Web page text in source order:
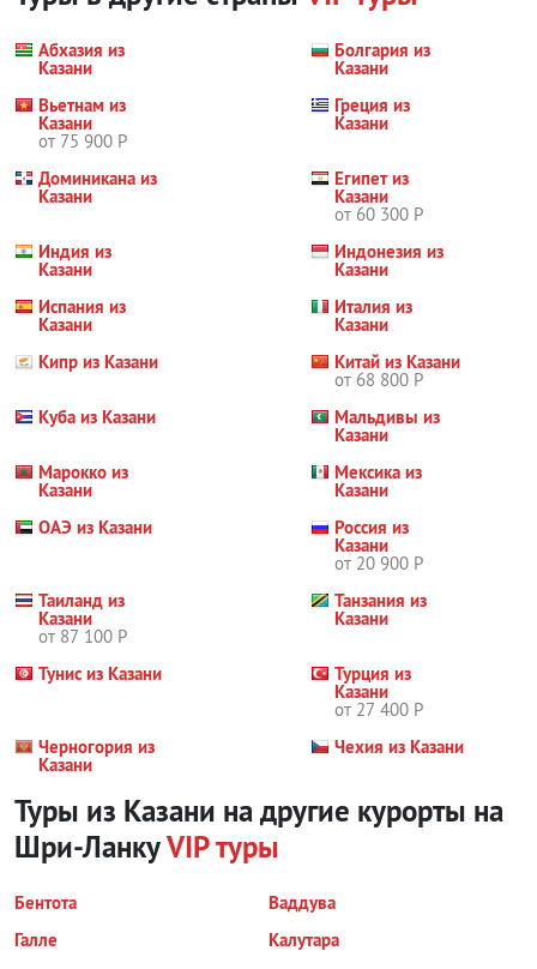
Абхазия из
Казани
Болгария из
Казани
Вьетнам из
Казани
от 75 900 Р
Греция из
Казани
Доминикана из
Казани
Египет из
Казани
от 60 300 Р
Индия из
Казани
Индонезия из
Казани
Испания из
Казани
Италия из
Казани
Кипр из Казани
Китай из Казани
от 68 800 Р
Куба из Казани
Мальдивы из
Казани
Марокко из
Казани
Мексика из
Казани
ОАЭ из Казани
Россия из
Казани
от 20 900 Р
Таиланд из
Казани
от 87 100 Р
Танзания из
Казани
Тунис из Казани Турция из
Казани
от 27 400 Р
Черногория из
Казани
Чехия из Казани
Туры из Казани на другие курорты на
Шри-ЛанкуVIP туры
Бентота
Ваддува
Галле
Калутара